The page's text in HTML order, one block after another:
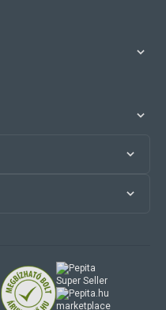
marketplace